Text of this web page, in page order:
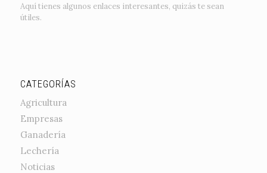
Aquí tienes algunos enlaces interesantes, quizás te sean
útiles.
CATEGORÍAS
Agricultura
Empresas
Ganadería
Lechería
Noticias